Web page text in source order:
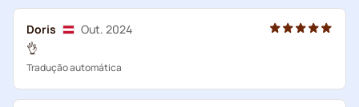
Doris
Out. 2024
👌
Tradução automática